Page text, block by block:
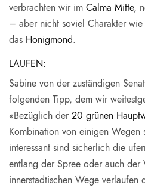
verbrachten wir imCalma Mitte,
– aber nicht soviel Charakter wie
das Honigmond.
LAUFEN:
Sabine von der zuständigen
folgenden Tipp, dem wir
«Bezüglich der20 grünen
Kombination von einigen Wegen
interessant sind sicherlich die
entlang der Spree oder auch
innerstädtischen Wege